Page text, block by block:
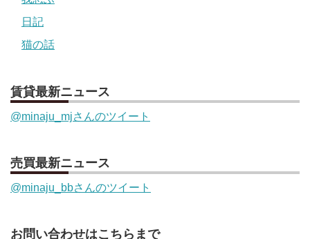
日記
猫の話
賃貸最新ニュース
@minaju_mjさんのツイート
売買最新ニュース
@minaju_bbさんのツイート
お問い合わせはこちらまで